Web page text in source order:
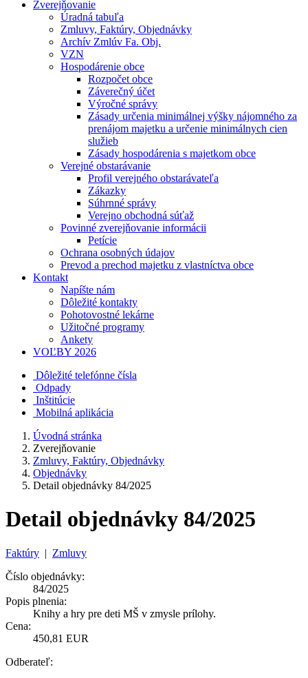
Zverejňovanie
Úradná tabuľa
Zmluvy, Faktúry, Objednávky
Archív Zmlúv Fa. Obj.
VZN
Hospodárenie obce
Rozpočet obce
Záverečný účet
Výročné správy
Zásady určenia minimálnej výšky nájomného za
prenájom majetku a určenie minimálnych cien
služieb
Zásady hospodárenia s majetkom obce
Verejné obstarávanie
Profil verejného obstarávateľa
Zákazky
Súhrnné správy
Verejno obchodná súťaž
Povinné zverejňovanie informácii
Petície
Ochrana osobných údajov
Prevod a prechod majetku z vlastníctva obce
Kontakt
Napíšte nám
Dôležité kontakty
Pohotovostné lekárne
Užitočné programy
Ankety
VOĽBY 2026
Dôležité telefónne čísla
Odpady
Inštitúcie
Mobilná aplikácia
Úvodná stránka
Zverejňovanie
Zmluvy, Faktúry, Objednávky
Objednávky
Detail objednávky 84/2025
Detail objednávky 84/2025
Faktúry | Zmluvy
Číslo objednávky:
84/2025
Popis plnenia:
Knihy a hry pre deti MŠ v zmysle prílohy.
Cena:
450,81 EUR
Odberateľ: